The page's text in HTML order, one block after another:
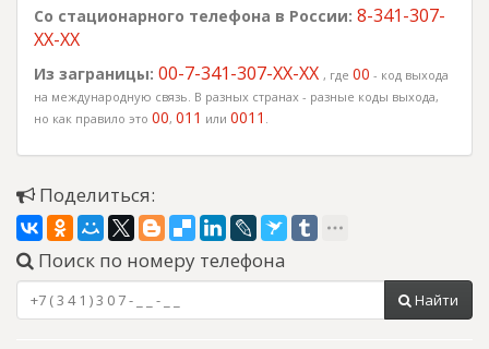
Со стационарного телефона в России: 8-341-307-
XX-XX
Из заграницы: 00-7-341-307-XX-XX , где 00 - код выхода
на международную связь. В разных странах - разные коды выхода,
но как правило это 00, 011 или 0011 .
Поделиться:
Поиск по номеру телефона
Найти